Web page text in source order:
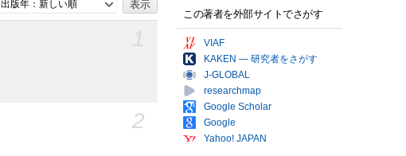
出版年：新しい順
2
この著者を外部サイトでさがす
VIAF
KAKEN — 研究者をさがす
J-GLOBAL
researchmap
Google Scholar
Google
Yahoo! JAPAN